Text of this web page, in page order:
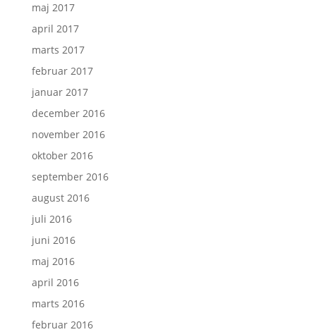
maj 2017
april 2017
marts 2017
februar 2017
januar 2017
december 2016
november 2016
oktober 2016
september 2016
august 2016
juli 2016
juni 2016
maj 2016
april 2016
marts 2016
februar 2016